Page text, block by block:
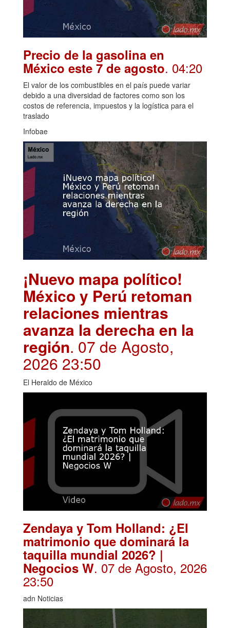
Precio de la gasolina en
México este 7 de agosto. 04:20
El valor de los combustibles en el país puede variar
debido a una diversidad de factores como son los
costos de referencia, impuestos y la logística para el
traslado
Infobae
¡Nuevo mapa político!
México y Perú retoman
relaciones mientras
avanza la derecha en la
región. 07 de Agosto,
2026 23:50
El Heraldo de México
Zendaya y Tom Holland: ¿El
matrimonio que dominará la
taquilla mundial 2026? |
Negocios W. 07 de Agosto, 2026
23:50
adn Noticias